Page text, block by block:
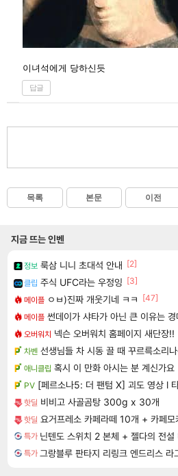
이녀석에게 당하신듯
답글
목록 본문 이전
지금 뜨는 인벤
정보 룩삼 니니 초대석 안내 [2]
클립 주식 UFC라는 우정잉 [3]
메이플 ㅇㅂ)진짜 개웃기네 ㅋㅋ
[47]
메이플 썬데이가 샤타가 아닌 큰 이유는
오버워치 넥슨 오버워치 홈페이지 새단장!!
차벤 선생님들 차 시동 끌 때 꾸르륵소리
애니클립 혹시 이 만화 아시는 분 계신가요
PV [페르소나5: 더 팬텀 X] 괴도 영상 l
핫딜 비비고 사골곰탕 300g x 30개
핫딜 요거프레소 카페라떼 10개 + 카페
특가
특가